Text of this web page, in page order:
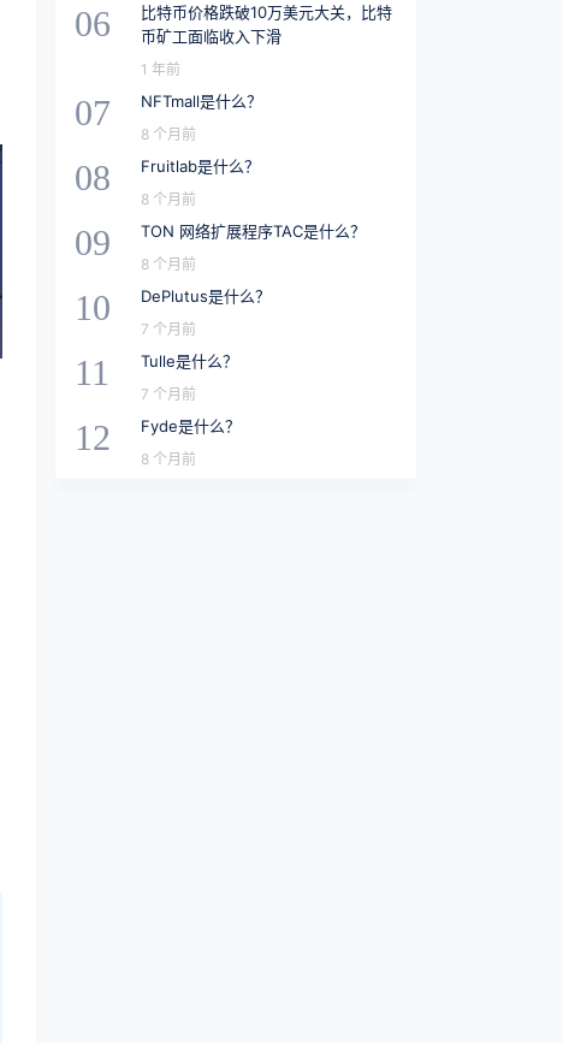
06
比特币价格跌破10万美元大关，比特
币矿工面临收入下滑
1 年前
07 NFTmall是什么？
8 个月前
08 Fruitlab是什么？
8 个月前
09 TON 网络扩展程序TAC是什么？
8 个月前
10 DePlutus是什么？
7 个月前
11 Tulle是什么？
7 个月前
12 Fyde是什么？
8 个月前